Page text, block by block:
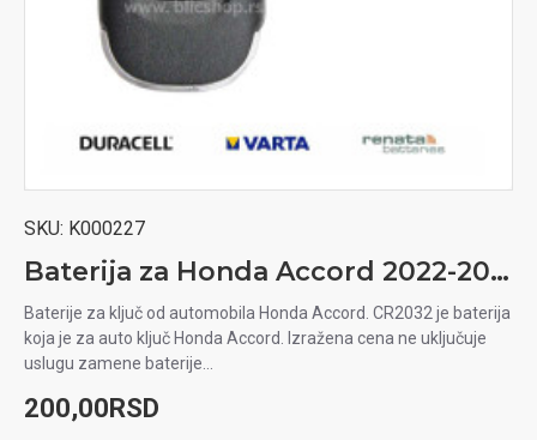
SKU: K000227
Baterija za Honda Accord 2022-2024 auto ključ
Baterije za ključ od automobila Honda Accord. CR2032 je baterija
koja je za auto ključ Honda Accord. Izražena cena ne uključuje
uslugu zamene baterije...
200,00RSD